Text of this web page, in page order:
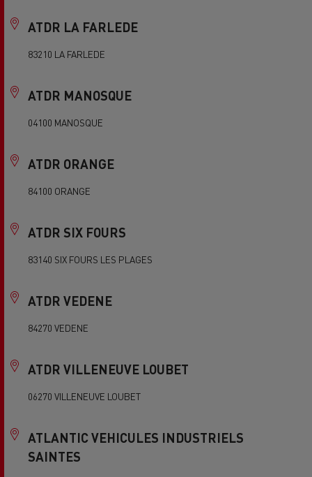
ATDR LA FARLEDE
83210 LA FARLEDE
ATDR MANOSQUE
04100 MANOSQUE
ATDR ORANGE
84100 ORANGE
ATDR SIX FOURS
83140 SIX FOURS LES PLAGES
ATDR VEDENE
84270 VEDENE
ATDR VILLENEUVE LOUBET
06270 VILLENEUVE LOUBET
ATLANTIC VEHICULES INDUSTRIELS
SAINTES